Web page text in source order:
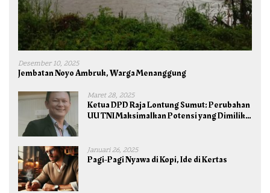
Desember 10, 2025
Jembatan Noyo Ambruk, Warga Menanggung
Maret 28, 2025
Ketua DPD Raja Lontung Sumut: Perubahan
UU TNI Maksimalkan Potensi yang Dimiliki
Januari 26, 2025
Pagi-Pagi Nyawa di Kopi, Ide di Kertas